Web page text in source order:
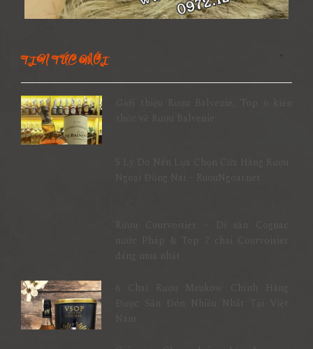
TIN TỨC MỚI
Ngoại Đồng Nai – RuouNgoai.net
Rượu Courvoisier – Di sản Cognac